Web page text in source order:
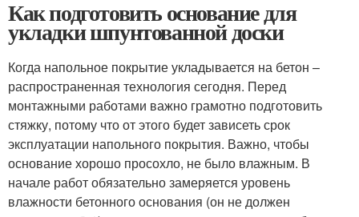
Как подготовить основание для
укладки шпунтованной доски
Когда напольное покрытие укладывается на бетон –
распространенная технология сегодня. Перед
монтажными работами важно грамотно подготовить
стяжку, потому что от этого будет зависеть срок
эксплуатации напольного покрытия. Важно, чтобы
основание хорошо просохло, не было влажным. В
начале работ обязательно замеряется уровень
влажности бетонного основания (он не должен